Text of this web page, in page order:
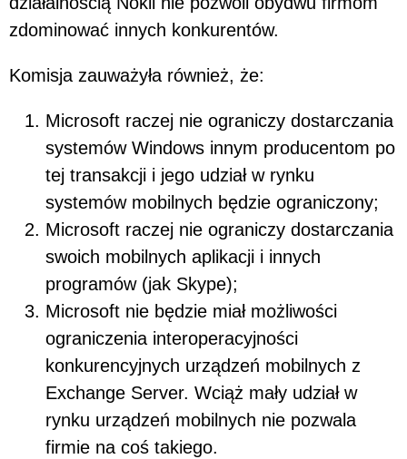
zdominować innych konkurentów.
Komisja zauważyła również, że:
Microsoft raczej nie ograniczy dostarczania
systemów Windows innym producentom po
tej transakcji i jego udział w rynku
systemów mobilnych będzie ograniczony;
Microsoft raczej nie ograniczy dostarczania
swoich mobilnych aplikacji i innych
programów (jak Skype);
Microsoft nie będzie miał możliwości
ograniczenia interoperacyjności
konkurencyjnych urządzeń mobilnych z
Exchange Server. Wciąż mały udział w
rynku urządzeń mobilnych nie pozwala
firmie na coś takiego.